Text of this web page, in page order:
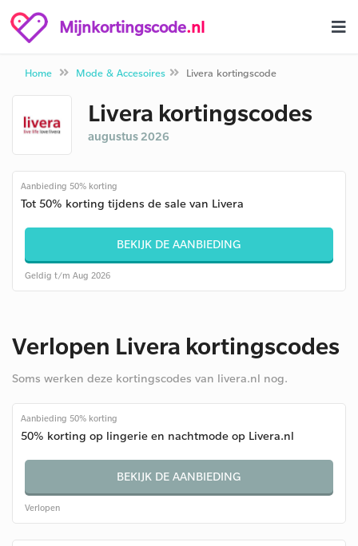
Mijnkortingscode.nl
Home Mode & Accesoires Livera kortingscode
Livera kortingscodes
augustus 2026
Aanbieding 50% korting
Tot 50% korting tijdens de sale van Livera
BEKIJK DE AANBIEDING
Geldig t/m Aug 2026
Verlopen Livera kortingscodes
Soms werken deze kortingscodes van livera.nl nog.
Aanbieding 50% korting
50% korting op lingerie en nachtmode op Livera.nl
BEKIJK DE AANBIEDING
Verlopen